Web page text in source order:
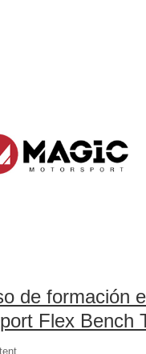
de formación
Flex Bench